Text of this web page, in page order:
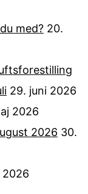
med? 20.
29. juni 2026
2026
2026 30.
2026